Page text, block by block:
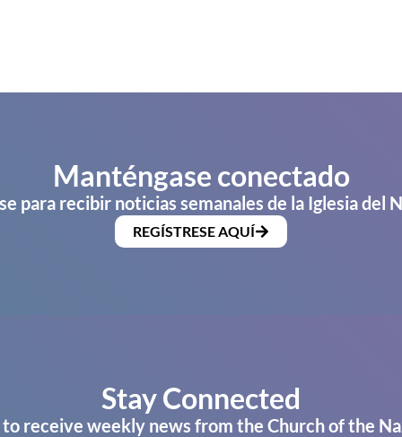
Manténgase conectado
para recibir noticias semanales de la Iglesia del
REGÍSTRESE AQUÍ
Stay Connected
to receive weekly news from the Church of the